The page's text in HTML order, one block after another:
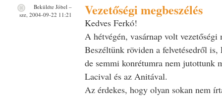
Vezetőségi megbeszélés
Kedves Ferkó!
A hétvégén, vasárnap volt vezetőségi
Beszéltünk röviden a felvetésedről
de semmi konrétumra nem jutottunk
Lacival és az Anitával.
Az érdekes, hogy olyan sokan nem
Beküldte Jóbel –
sze, 2004-09-22 11:21